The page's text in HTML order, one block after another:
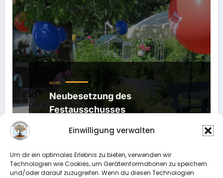
Einwilligung verwalten
Um dir ein optimales Erlebnis zu bieten, verwenden wir
Technologien wie Cookies, um Geräteinformationen zu speichern
und/oder darauf zuzugreifen. Wenn du diesen Technologien
NEWS
Neubesetzung des
Festausschusses
5. Januar 2022
Amt des Festausschusses in unserem Verein muss
neu besetzt werden.…